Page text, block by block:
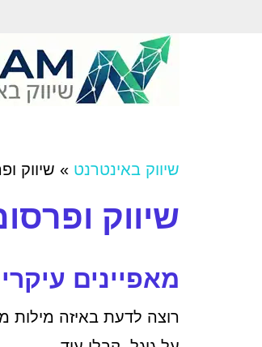
שיווק באינטרנט » שיווק
שיווק
מאפיינים